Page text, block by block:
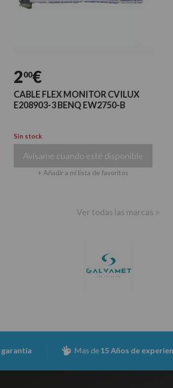
200€
CABLE FLEX MONITOR CVILUX
E208903-3 BENQ EW2750-B
Sin stock
Avísame cuando esté disponible
+ Añadir a mi lista de favoritos
Ver todas las marcas >
Mas de15 Años de experiencia